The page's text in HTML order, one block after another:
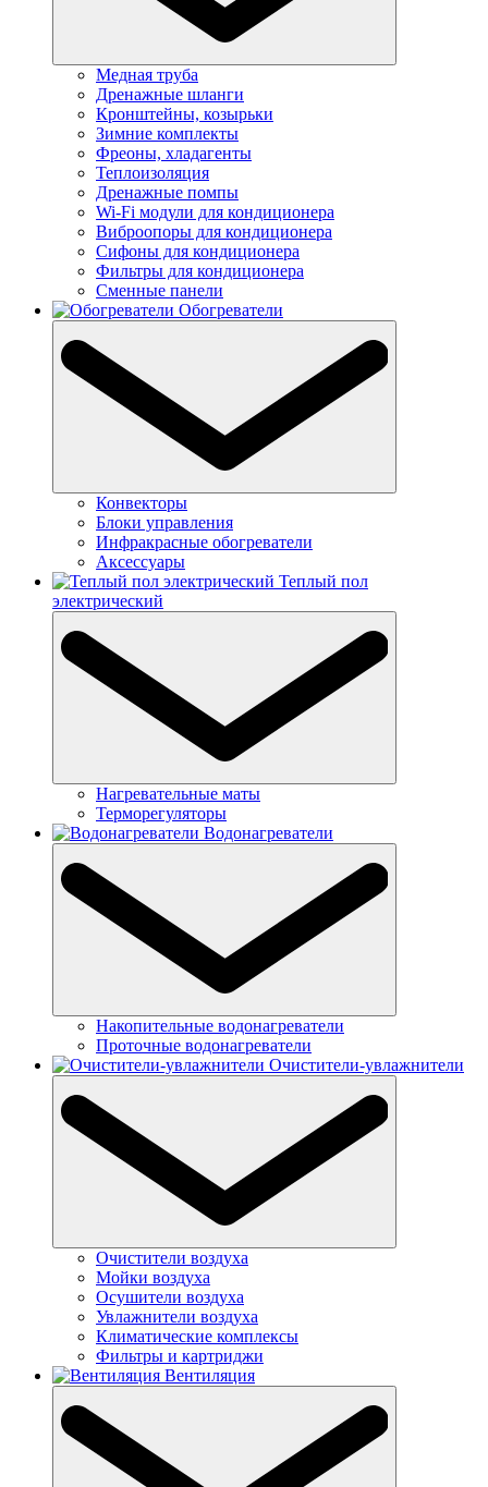
Медная труба
Дренажные шланги
Кронштейны, козырьки
Зимние комплекты
Фреоны, хладагенты
Теплоизоляция
Дренажные помпы
Wi-Fi модули для кондиционера
Виброопоры для кондиционера
Сифоны для кондиционера
Фильтры для кондиционера
Сменные панели
Обогреватели
Конвекторы
Блоки управления
Инфракрасные обогреватели
Аксессуары
Теплый пол
электрический
Нагревательные маты
Терморегуляторы
Водонагреватели
Накопительные водонагреватели
Проточные водонагреватели
Очистители-увлажнители
Очистители воздуха
Мойки воздуха
Осушители воздуха
Увлажнители воздуха
Климатические комплексы
Фильтры и картриджи
Вентиляция